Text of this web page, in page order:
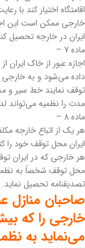
اقامتگاه اختیار کند با رعایت
خارجی ممکن است این
ایران در خارجه تحصیل
‌ماده 7 –
داده می‌شود و به خارجی
توقف نمایند خط سیر و
مدت را نظمیه می‌تواند
‌ماده 8 –
ایران محل توقف خود را
‌هر خارجی که در ایران
محل توقف شخصاً به
تصدیقنامه تحصیل نماید.
صاحبان منازل
می‌نماید به